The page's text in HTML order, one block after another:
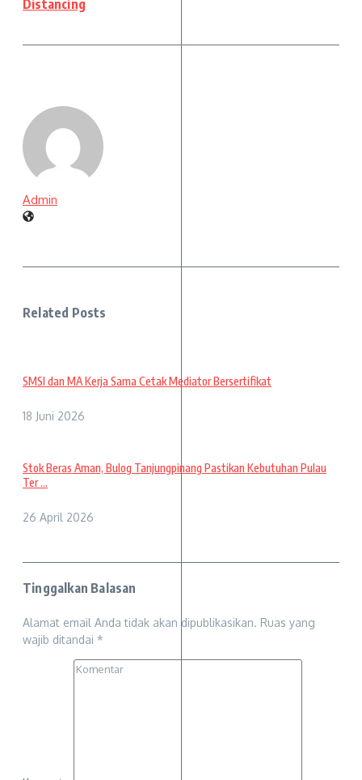
Distancing
Admin
Related Posts
SMSI dan MA Kerja Sama Cetak Mediator Bersertifikat
18 Juni 2026
Stok Beras Aman, Bulog Tanjungpinang Pastikan Kebutuhan Pulau
Ter ...
26 April 2026
Tinggalkan Balasan
Alamat email Anda tidak akan dipublikasikan. Ruas yang
wajib ditandai *